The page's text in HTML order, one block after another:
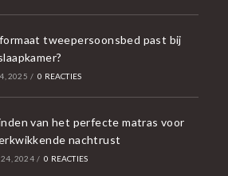
tweepersoonsbed past bij
2025 / 0 REACTIES
van het perfecte matras voor
nachtrust
2024 / 0 REACTIES